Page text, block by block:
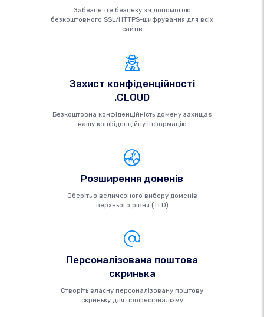
Забезпечте безпеку за допомогою
безкоштовного SSL/HTTPS-шифрування для всіх
сайтів
Захист конфіденційності
.CLOUD
Безкоштовна конфіденційність домену захищає
вашу конфіденційну інформацію
Розширення доменів
Оберіть з величезного вибору доменів
верхнього рівня (TLD)
Персоналізована поштова
скринька
Створіть власну персоналізовану поштову
скриньку для професіоналізму